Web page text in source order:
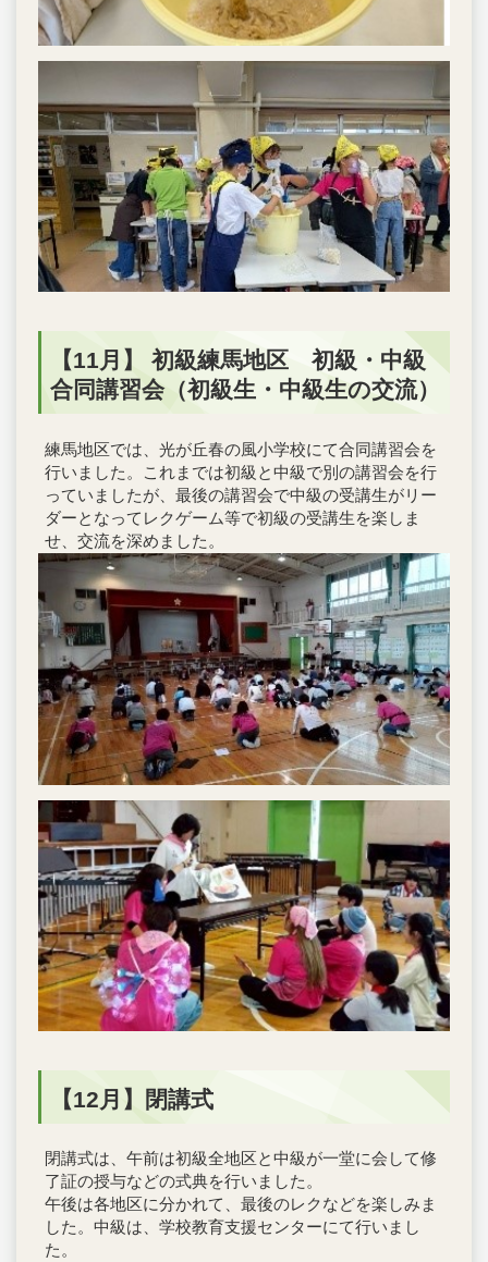
【11月】 初級練馬地区 初級・中級
合同講習会（初級生・中級生の交流）
練馬地区では、光が丘春の風小学校にて合同講習会を
行いました。これまでは初級と中級で別の講習会を行
っていましたが、最後の講習会で中級の受講生がリー
ダーとなってレクゲーム等で初級の受講生を楽しま
せ、交流を深めました。
【12月】閉講式
閉講式は、午前は初級全地区と中級が一堂に会して修
了証の授与などの式典を行いました。
午後は各地区に分かれて、最後のレクなどを楽しみま
した。中級は、学校教育支援センターにて行いまし
た。